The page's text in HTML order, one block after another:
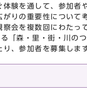
体験を通して、参加者
がりの重要性について
察会を複数回にわたっ
「森・里・街・川の
、参加者を募集しま